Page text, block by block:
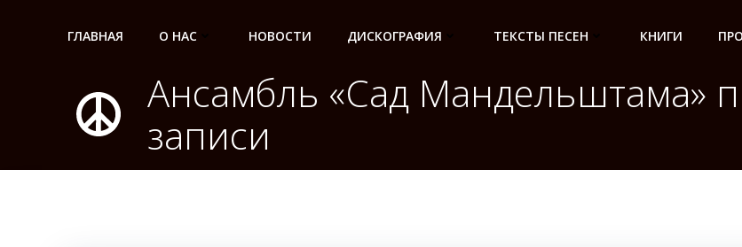
ГЛАВНАЯ О НАС НОВОСТИ ДИСКОГРАФИЯ ТЕКСТЫ ПЕСЕН КНИГИ
Ансамбль «Сад Мандельштама»
записи